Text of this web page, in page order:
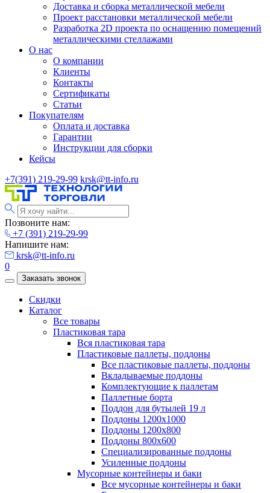
Доставка и сборка металлической мебели
Проект расстановки металлической мебели
Разработка 2D проекта по оснащению помещений
металлическими стеллажами
О нас
О компании
Клиенты
Контакты
Сертификаты
Статьи
Покупателям
Оплата и доставка
Гарантии
Инструкции для сборки
Кейсы
+7(391) 219-29-99 krsk@tt-info.ru
Позвоните нам:
+7 (391) 219-29-99
Напишите нам:
krsk@tt-info.ru
0
Заказать звонок
Скидки
Каталог
Все товары
Пластиковая тара
Вся пластиковая тара
Пластиковые паллеты, поддоны
Все пластиковые паллеты, поддоны
Вкладываемые поддоны
Комплектующие к паллетам
Паллетные борта
Поддон для бутылей 19 л
Поддоны 1200х1000
Поддоны 1200х800
Поддоны 800х600
Специализированные поддоны
Усиленные поддоны
Мусорные контейнеры и баки
Все мусорные контейнеры и баки